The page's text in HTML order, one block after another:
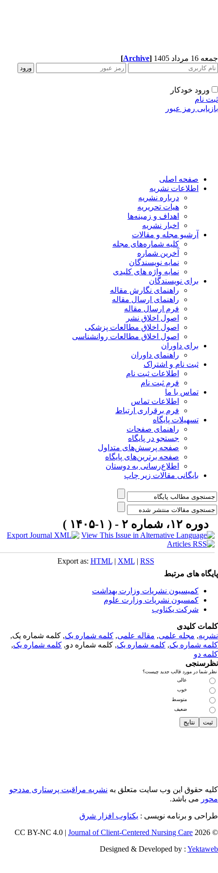
مرداد 1405 [Archive]
ورود خودکار
نام
رمز عبور
صفحه اصلی
اطلاعات نشریه
درباره نشریه
هیات تحریریه
اهداف و زمینه‌ها
اخبار نشریه
آرشیو مجله و مقالات
کلیه شماره‌های مجله
آخرین شماره
نمایه نویسندگان
نمایه واژه های کلیدی
برای نویسندگان
راهنمای نگارش مقاله
راهنمای ارسال مقاله
فرم ارسال مقاله
اصول اخلاق نشر
اصول اخلاق مطالعات پزشکی
اصول اخلاق مطالعات روانشناسی
برای داوران
راهنمای داوران
ثبت نام و اشتراک
اطلاعات ثبت نام
فرم ثبت نام
تماس با ما
اطلاعات تماس
فرم برقراری ارتباط
تسهیلات پایگاه
راهنمای صفحات
جستجو در پایگاه
صفحه پرسش‌های متداول
صفحه برترین‌های پایگاه
اطلاع‌رسانی به دوستان
بایگانی مقالات زیر چاپ
دوره ۱۲، شماره ۲ - ( ۱-۱۴۰۵ )
Export as:HTML |XML|RSS
های مرتبط
کمیسیون نشریات وزارت بهداشت
کمسیون نشریات وزارت علوم
شرکت یکتاوب
کلیدی
,مجله علمی, مقاله علمی, کلمه شماره یک, کلمه شماره یک,
شماره یک,کلمه شماره یک, کلمه شماره دو,کلمه شماره یک,
دو
شما در مورد قالب جدید چیست؟
عالی
خوب
متوسط
ضعیف
حقوق این وب سایت متعلق بهنشریه مراقبت پرستاری مددجو
می باشد.
و برنامه نویسی : یکتاوب افزار شرق
©
Journal of Client-Centered Nursing Care
Designed & Developed by :